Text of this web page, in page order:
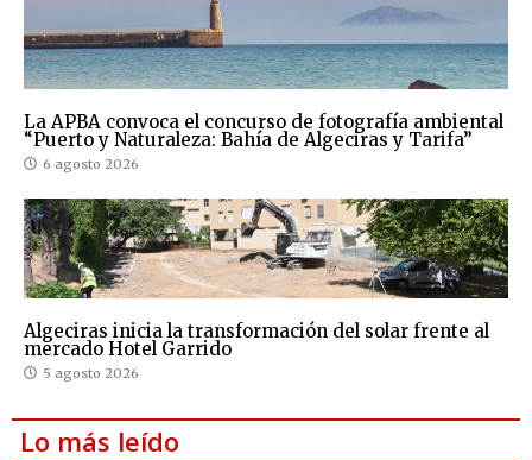
La APBA convoca el concurso de fotografía ambiental
“Puerto y Naturaleza: Bahía de Algeciras y Tarifa”
6 agosto 2026
Algeciras inicia la transformación del solar frente al
mercado Hotel Garrido
5 agosto 2026
Lo más leído